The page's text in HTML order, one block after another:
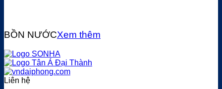
BỒN NƯỚCXem thêm
Liên hệ